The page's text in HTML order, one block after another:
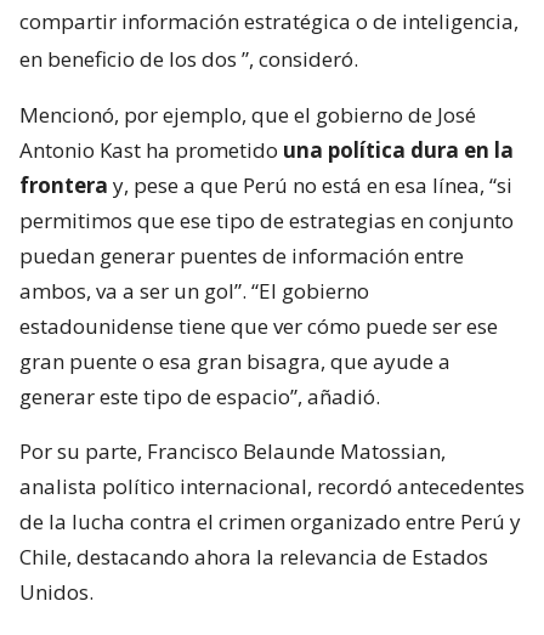
compartir información estratégica o de inteligencia,
en beneficio de los dos ”, consideró.
Mencionó, por ejemplo, que el gobierno de José
Antonio Kast ha prometido una política dura en la
frontera y, pese a que Perú no está en esa línea, “si
permitimos que ese tipo de estrategias en conjunto
puedan generar puentes de información entre
ambos, va a ser un gol”. “El gobierno
estadounidense tiene que ver cómo puede ser ese
gran puente o esa gran bisagra, que ayude a
generar este tipo de espacio”, añadió.
Por su parte, Francisco Belaunde Matossian,
analista político internacional, recordó antecedentes
de la lucha contra el crimen organizado entre Perú y
Chile, destacando ahora la relevancia de Estados
Unidos.